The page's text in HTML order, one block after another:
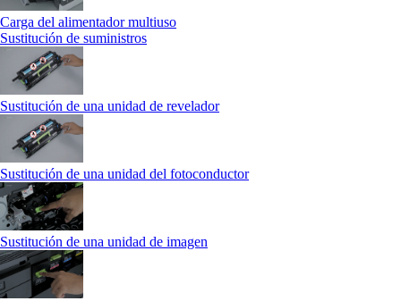
Carga del alimentador multiuso
Sustitución de suministros
Sustitución de una unidad de revelador
Sustitución de una unidad del fotoconductor
Sustitución de una unidad de imagen